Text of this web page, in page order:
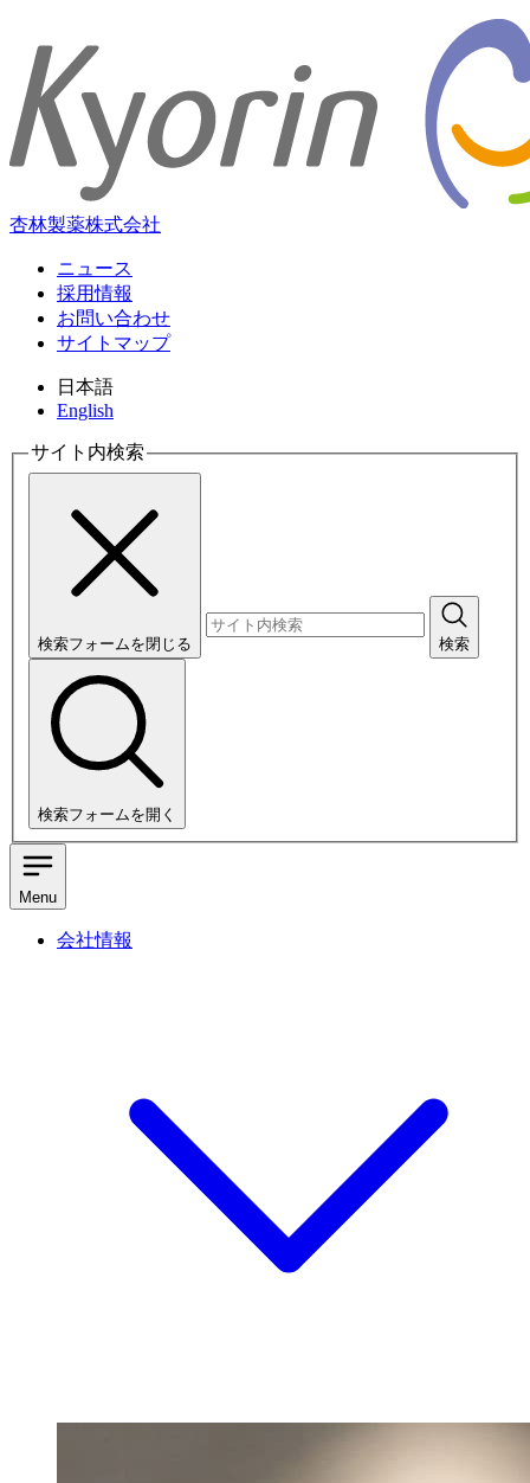
杏林製薬株式会社
ニュース
採用情報
お問い合わせ
サイトマップ
日本語
English
サイト内検索
検索フォームを閉じる 検索
検索フォームを開く
Menu
会社情報